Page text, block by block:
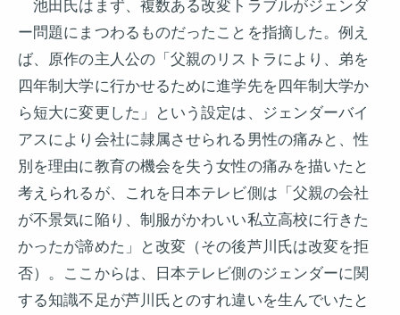
池田氏はまず、複数ある改変トラブルがジェンダ
ー問題にまつわるものだったことを指摘した。例え
ば、原作の主人公の「父親のリストラにより、弟を
四年制大学に行かせるために進学先を四年制大学か
ら短大に変更した」という設定は、ジェンダーバイ
アスにより会社に隷属させられる男性の痛みと、性
別を理由に教育の機会を失う女性の痛みを描いたと
考えられるが、これを日本テレビ側は「父親の会社
が不景気に陥り、制服がかわいい私立高校に行きた
かったが諦めた」と改変（その後芦川氏は改変を拒
否）。ここからは、日本テレビ側のジェンダーに関
する知識不足が芦川氏とのすれ違いを生んでいたと